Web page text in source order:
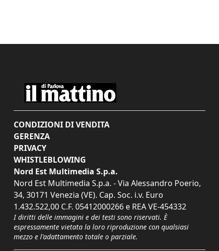
CONDIZIONI DI VENDITA
GERENZA
PRIVACY
WHISTLEBLOWING
Nord Est Multimedia S.p.a.
Nord Est Multimedia S.p.a. - Via Alessandro Poerio,
34, 30171 Venezia (VE). Cap. Soc. i.v. Euro
1.432.522,00 C.F. 05412000266 e REA VE-454332
I diritti delle immagini e dei testi sono riservati. È
espressamente vietata la loro riproduzione con qualsiasi
mezzo e l'adattamento totale o parziale.